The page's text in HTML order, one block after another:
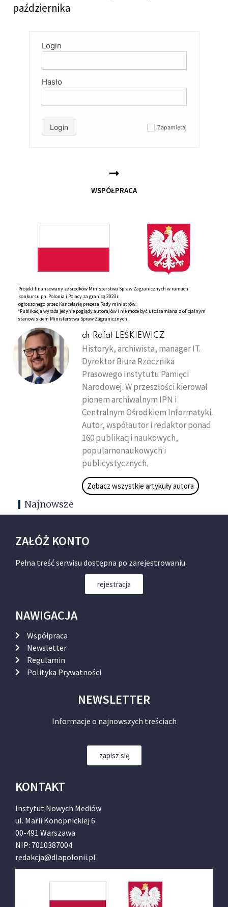
października
Login
Hasło
Zapamiętaj
Login
WSPÓŁPRACA
Projekt finansowany ze środków Ministerstwa Spraw Zagranicznych w ramach
konkursu pn. Polonia i Polacy za granicą 2023r.
ogłoszonego przez Kancelarię prezesa Rady ministrów.
*Publikacja wyraża jedynie poglądy autora/ów i nie może być utożsamiana z oficjalnym
stanowiskiem Ministerstwa Spraw Zagranicznych.
dr Rafał LEŚKIEWICZ
Historyk, archiwista, manager IT.
Dyrektor Biura Rzecznika
Prasowego Instytutu Pamięci
Narodowej. W przeszłości kierował
pionem archiwalnym IPN i
Centralnym Ośrodkiem Informatyki.
Autor, współautor i redaktor ponad
160 publikacji naukowych,
popularnonaukowych i
publicystycznych.
Zobacz wszystkie artykuły autora
Najnowsze
ZAŁÓŻ KONTO
Pełna treść serwisu dostępna po zarejestrowaniu.
rejestracja
NAWIGACJA
Współpraca
Newsletter
Regulamin
Polityka Prywatności
NEWSLETTER
Informacje o najnowszych treściach
zapisz się
KONTAKT
Instytut Nowych Mediów
ul. Marii Konopnickiej 6
00-491 Warszawa
NIP: 7010387004
redakcja@dlapolonii.pl